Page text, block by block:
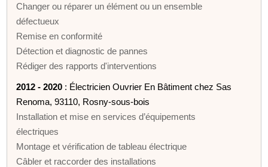
Changer ou réparer un élément ou un ensemble
défectueux
Remise en conformité
Détection et diagnostic de pannes
Rédiger des rapports d'interventions
2012 - 2020 : Électricien Ouvrier En Bâtiment chez Sas
Renoma, 93110, Rosny-sous-bois
Installation et mise en services d’équipements
électriques
Montage et vérification de tableau électrique
Câbler et raccorder des installations